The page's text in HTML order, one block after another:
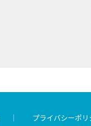
プライバシーポリ